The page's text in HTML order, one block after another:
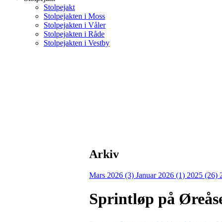
Stolpejakt
Stolpejakten i Moss
Stolpejakten i Våler
Stolpejakten i Råde
Stolpejakten i Vestby
Arkiv
Mars 2026 (3) Januar 2026 (1) 2025 (26)
Sprintløp på